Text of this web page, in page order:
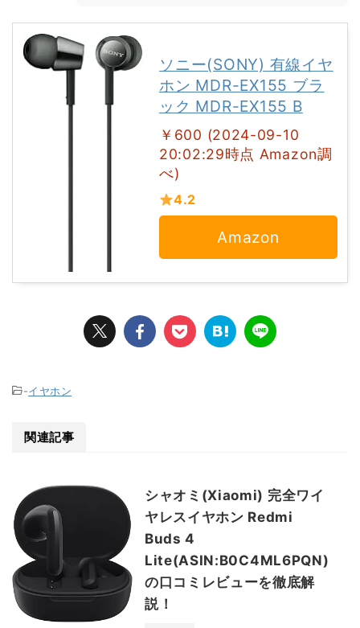
ソニー(SONY) 有線イヤ
ホン MDR-EX155 ブラ
ック MDR-EX155 B
￥600 (2024-09-10
20:02:29時点 Amazon調
べ)
4.2
Amazon
-イヤホン
関連記事
シャオミ(Xiaomi) 完全ワイ
ヤレスイヤホン Redmi
Buds 4
Lite(ASIN:B0C4ML6PQN)
の口コミレビューを徹底解
説！